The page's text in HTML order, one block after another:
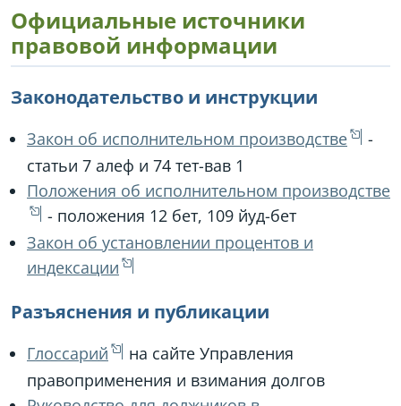
Официальные источники
правовой информации
Законодательство и инструкции
Закон об исполнительном производстве
-
статьи 7 алеф и 74 тет-вав 1
Положения об исполнительном производстве
- положения 12 бет, 109 йуд-бет
Закон об установлении процентов и
индексации
Разъяснения и публикации
Глоссарий
на сайте Управления
правоприменения и взимания долгов